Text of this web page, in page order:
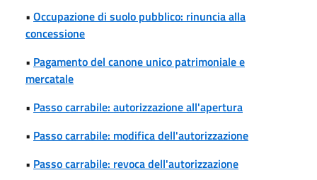
• Occupazione di suolo pubblico: rinuncia alla
concessione
• Pagamento del canone unico patrimoniale e
mercatale
• Passo carrabile: autorizzazione all'apertura
• Passo carrabile: modifica dell'autorizzazione
• Passo carrabile: revoca dell'autorizzazione